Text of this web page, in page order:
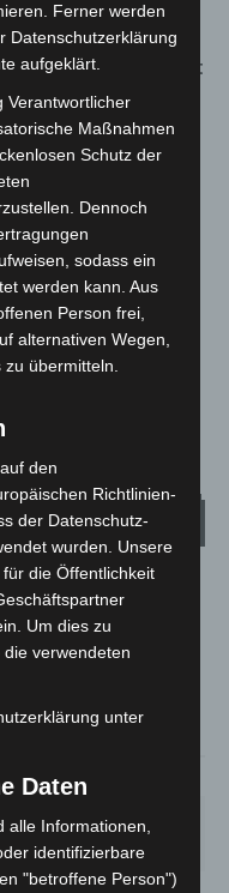
entdeckt
Begegnung“ in
eingedämmt
21 neue
beim Roten
21.6°
20.5°
DI.
23°
MI.
26
Ferner werden
Datenschutzerklärung
aufgeklärt.
Verantwortlicher
Maßnahmen
Schutz der
Dennoch
sodass ein
werden kann. Aus
Person frei,
alternativen Wegen,
übermitteln.
den
Richtlinien-
der Datenschutz-
wurden. Unsere
die Öffentlichkeit
Um dies zu
verwendeten
unter
Daten
alle Informationen,
identifizierbare
"betroffene Person")